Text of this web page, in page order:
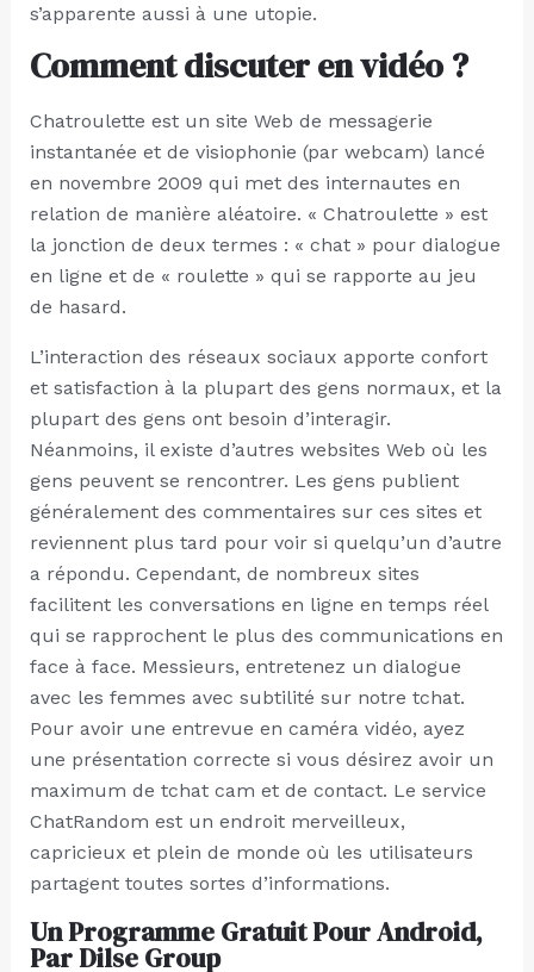
s’apparente aussi à une utopie.
Comment discuter en vidéo ?
Chatroulette est un site Web de messagerie
instantanée et de visiophonie (par webcam) lancé
en novembre 2009 qui met des internautes en
relation de manière aléatoire. « Chatroulette » est
la jonction de deux termes : « chat » pour dialogue
en ligne et de « roulette » qui se rapporte au jeu
de hasard.
L’interaction des réseaux sociaux apporte confort
et satisfaction à la plupart des gens normaux, et la
plupart des gens ont besoin d’interagir.
Néanmoins, il existe d’autres websites Web où les
gens peuvent se rencontrer. Les gens publient
généralement des commentaires sur ces sites et
reviennent plus tard pour voir si quelqu’un d’autre
a répondu. Cependant, de nombreux sites
facilitent les conversations en ligne en temps réel
qui se rapprochent le plus des communications en
face à face. Messieurs, entretenez un dialogue
avec les femmes avec subtilité sur notre tchat.
Pour avoir une entrevue en caméra vidéo, ayez
une présentation correcte si vous désirez avoir un
maximum de tchat cam et de contact. Le service
ChatRandom est un endroit merveilleux,
capricieux et plein de monde où les utilisateurs
partagent toutes sortes d’informations.
Un Programme Gratuit Pour Android,
Par Dilse Group